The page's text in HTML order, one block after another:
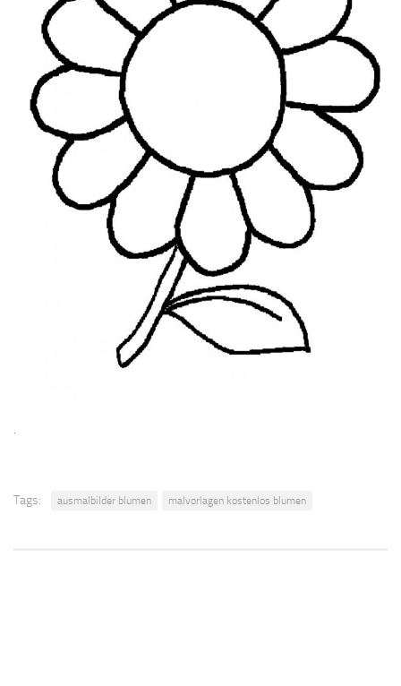
.
Tags: ausmalbilder blumen malvorlagen kostenlos blumen